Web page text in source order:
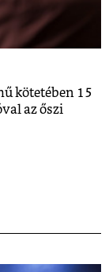
kötetében 15
az őszi